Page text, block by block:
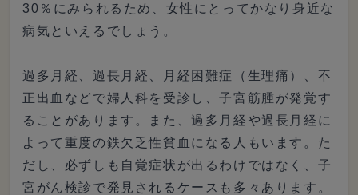
30％にみられるため、女性にとってかなり身近な
病気といえるでしょう。
過多月経、過長月経、月経困難症（生理痛）、不
正出血などで婦人科を受診し、子宮筋腫が発覚す
ることがあります。また、過多月経や過長月経に
よって重度の鉄欠乏性貧血になる人もいます。た
だし、必ずしも自覚症状が出るわけではなく、子
宮がん検診で発見されるケースも多々あります。